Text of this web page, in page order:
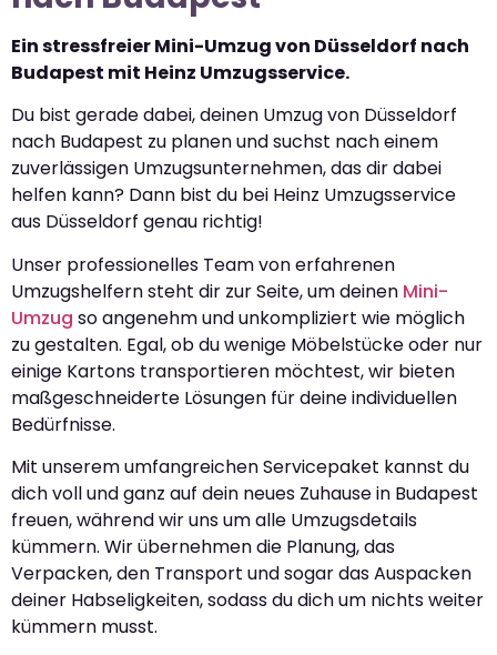
Ein stressfreier Mini-Umzug von Düsseldorf nach
Budapest mit Heinz Umzugsservice.
Du bist gerade dabei, deinen Umzug von Düsseldorf
nach Budapest zu planen und suchst nach einem
zuverlässigen Umzugsunternehmen, das dir dabei
helfen kann? Dann bist du bei Heinz Umzugsservice
aus Düsseldorf genau richtig!
Unser professionelles Team von erfahrenen
Umzugshelfern steht dir zur Seite, um deinen Mini-
Umzug so angenehm und unkompliziert wie möglich
zu gestalten. Egal, ob du wenige Möbelstücke oder nur
einige Kartons transportieren möchtest, wir bieten
maßgeschneiderte Lösungen für deine individuellen
Bedürfnisse.
Mit unserem umfangreichen Servicepaket kannst du
dich voll und ganz auf dein neues Zuhause in Budapest
freuen, während wir uns um alle Umzugsdetails
kümmern. Wir übernehmen die Planung, das
Verpacken, den Transport und sogar das Auspacken
deiner Habseligkeiten, sodass du dich um nichts weiter
kümmern musst.